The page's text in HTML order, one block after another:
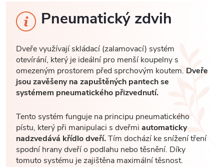
Pneumatický zdvih
Dveře využívají skládací (zalamovací) systém
otevírání, který je ideální pro menší koupelny s
omezeným prostorem před sprchovým koutem. Dveře
jsou zavěšeny na zapuštěných pantech se
systémem pneumatického přizvednutí.
Tento systém funguje na principu pneumatického
pístu, který při manipulaci s dveřmi automaticky
nadzvedává křídlo dveří.Tím dochází ke snížení tření
spodní hrany dveří o podlahu nebo těsnění. Díky
tomuto systému je zajištěna maximální těsnost.